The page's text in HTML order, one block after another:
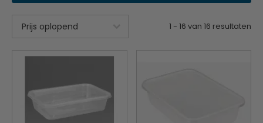
1 - 16 van 16 resultaten